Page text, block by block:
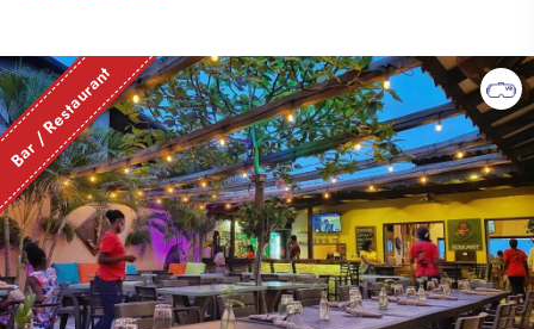
Bar / Restaurant